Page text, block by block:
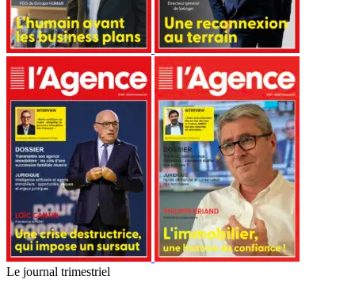
Le journal trimestriel